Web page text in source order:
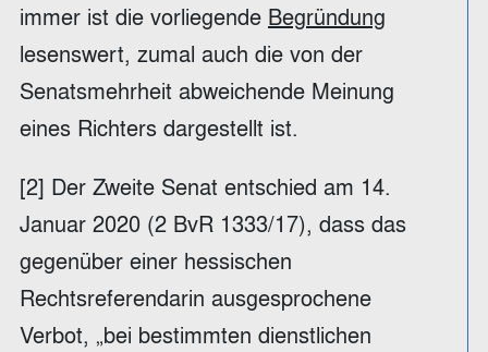
immer ist die vorliegende Begründung
lesenswert, zumal auch die von der
Senatsmehrheit abweichende Meinung
eines Richters dargestellt ist.
[2] Der Zweite Senat entschied am 14.
Januar 2020 (2 BvR 1333/17), dass das
gegenüber einer hessischen
Rechtsreferendarin ausgesprochene
Verbot, „bei bestimmten dienstlichen